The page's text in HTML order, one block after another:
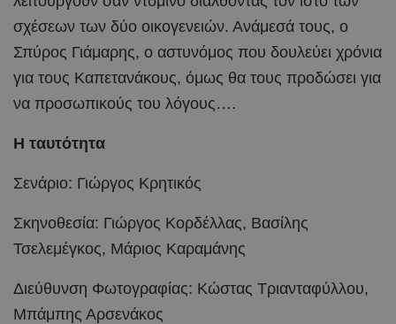
σχέσεων των δύο οικογενειών. Ανάμεσά τους, ο
Σπύρος Γιάμαρης, ο αστυνόμος που δουλεύει χρόνια
για τους Καπετανάκους, όμως θα τους προδώσει για
να προσωπικούς του λόγους….
Η ταυτότητα
Σενάριο: Γιώργος Κρητικός
Σκηνοθεσία: Γιώργος Κορδέλλας, Βασίλης
Τσελεμέγκος, Μάριος Καραμάνης
Διεύθυνση Φωτογραφίας: Κώστας Τριανταφύλλου,
Μπάμπης Αρσενάκος